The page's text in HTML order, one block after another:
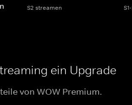
S2 streamen
ein Upgrade
von WOW Premium.